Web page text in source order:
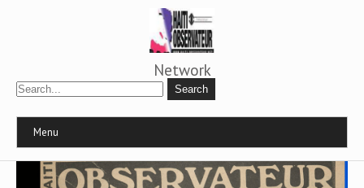
Network
Menu